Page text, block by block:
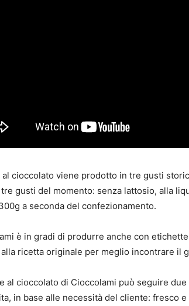
al cioccolato viene prodotto in tre gusti
gusti del momento: senza lattosio, alla
a seconda del confezionamento.
è in gradi di produrre anche con
ricetta originale per meglio incontrare il
al cioccolato di Cioccolami può seguire
in base alle necessità del cliente: fresco e